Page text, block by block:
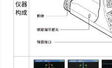
仪器
构成